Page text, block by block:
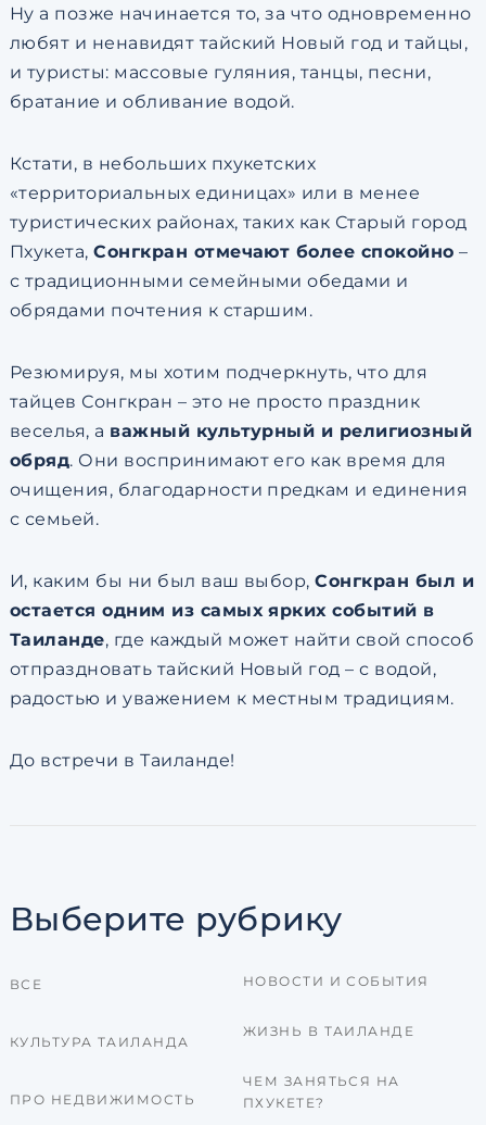
Ну а позже начинается то, за что одновременно
любят и ненавидят тайский Новый год и тайцы,
и туристы: массовые гуляния, танцы, песни,
братание и обливание водой.
Кстати, в небольших пхукетских
«территориальных единицах» или в менее
туристических районах, таких как Старый город
Пхукета,Сонгкран отмечают более спокойно –
с традиционными семейными обедами и
обрядами почтения к старшим.
Резюмируя, мы хотим подчеркнуть, что для
тайцев Сонгкран – это не просто праздник
веселья, а важный культурный и религиозный
обряд. Они воспринимают его как время для
очищения, благодарности предкам и единения
с семьей.
И, каким бы ни был ваш выбор,Сонгкран был и
остается одним из самых ярких событий в
Таиланде, где каждый может найти свой способ
отпраздновать тайский Новый год – с водой,
радостью и уважением к местным традициям.
До встречи в Таиланде!
Выберите рубрику
ВСЕ
КУЛЬТУРА ТАИЛАНДА
ПРО НЕДВИЖИМОСТЬ
НОВОСТИ И СОБЫТИЯ
ЖИЗНЬ В ТАИЛАНДЕ
ЧЕМ ЗАНЯТЬСЯ НА
ПХУКЕТЕ?